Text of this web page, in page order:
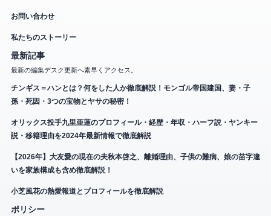
お問い合わせ
私たちのストーリー
最新記事
最新の編集デスク更新へ素早くアクセス。
チンギス＝ハンとは？何をした人か徹底解説！モンゴル帝国建国、妻・子
孫・死因・3つの宝物とヤサの秘密！
オリックス投手九里亜蓮のプロフィール・経歴・年収・ハーフ説・ヤンキー
説・移籍理由を2024年最新情報で徹底解説
【2026年】大友愛の現在の夫秋本啓之、離婚理由、子供の難病、娘の苗字違
いを家族構成も含め徹底解説！
小芝風花の熱愛報道とプロフィールを徹底解説
ポリシー